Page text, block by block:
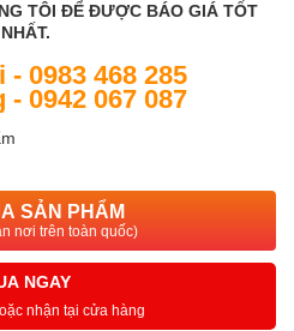
TÔI ĐỂ ĐƯỢC BÁO GIÁ TỐT
NHẤT.
- 0983 468 285
0942 067 087
SẢN PHẨM
nơi trên toàn quốc)
NGAY
nhận tại cửa hàng